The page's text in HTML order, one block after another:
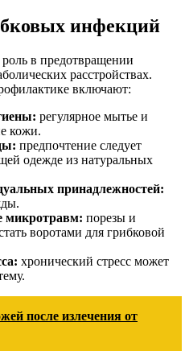
инфекций
в предотвращении
расстройствах.
включают:
регулярное мытье и
кожи.
предпочтение следует
одежде из натуральных
принадлежностей:
микротравм: порезы и
воротами для грибковой
хронический стресс может
после излечения от